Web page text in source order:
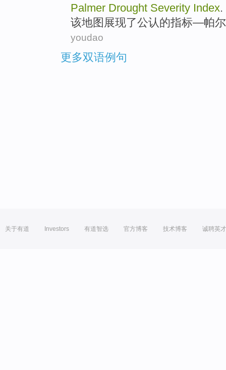
Palmer Drought Severity Index.
该地图 展现了公认的指标—帕
youdao
更多双语例句
关于有道 Investors 有道智选 官方博客 技术博客 诚聘英才